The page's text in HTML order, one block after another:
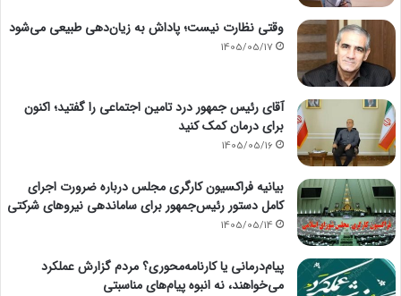
وقتی نظارت نیست؛ پاداش به زیان‌دهی طبیعی می‌شود
1405/05/17
آقای رئیس جمهور درد تامین اجتماعی را گفتید؛ اکنون
برای درمان کمک کنید
1405/05/16
بیانیه فراکسیون کارگری مجلس درباره ضرورت اجرای
کامل دستور رئیس‌جمهور برای ساماندهی نیروهای شرکتی
1405/05/14
پیام‌درمانی یا کارنامه‌محوری؟ مردم گزارش عملکرد
می‌خواهند، نه انبوه پیام‌های مناسبتی